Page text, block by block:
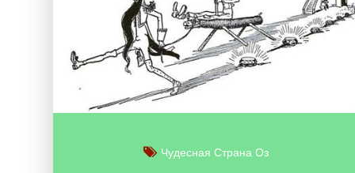
Чудесная Страна Оз